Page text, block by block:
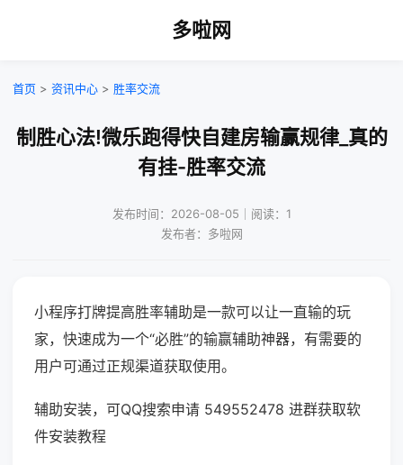
多啦网
首页 > 资讯中心 > 胜率交流
制胜心法!微乐跑得快自建房输赢规律_真的
有挂-胜率交流
发布时间：2026-08-05｜阅读：1
发布者：多啦网
小程序打牌提高胜率辅助是一款可以让一直输的玩
家，快速成为一个“必胜”的输赢辅助神器，有需要的
用户可通过正规渠道获取使用。
辅助安装，可QQ搜索申请 549552478 进群获取软
件安装教程